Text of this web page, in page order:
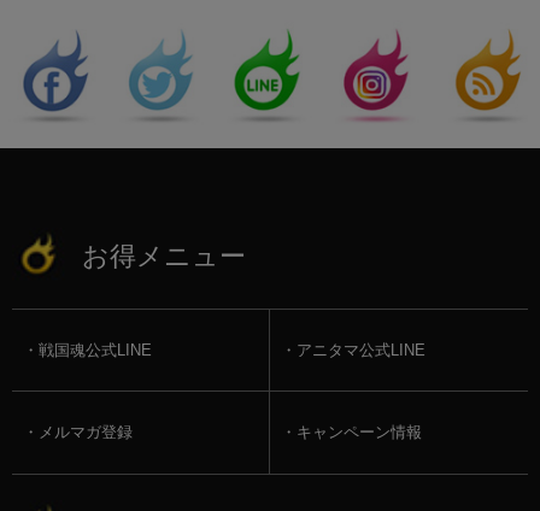
お得メニュー
戦国魂公式LINE アニタマ公式LINE
メルマガ登録 キャンペーン情報